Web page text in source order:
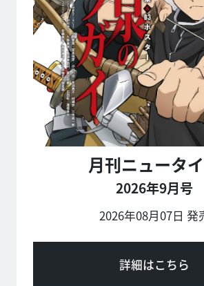
月刊ニュータ
2026年9月号
2026年08月07日 発
詳細はこちら